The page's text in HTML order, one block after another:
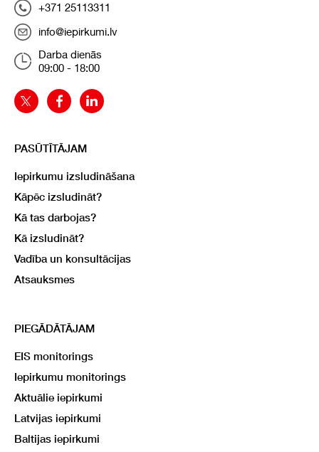
+371 25113311
info@iepirkumi.lv
Darba dienās
09:00 - 18:00
PASŪTĪTĀJAM
Iepirkumu izsludināšana
Kāpēc izsludināt?
Kā tas darbojas?
Kā izsludināt?
Vadība un konsultācijas
Atsauksmes
PIEGĀDĀTĀJAM
EIS monitorings
Iepirkumu monitorings
Aktuālie iepirkumi
Latvijas iepirkumi
Baltijas iepirkumi